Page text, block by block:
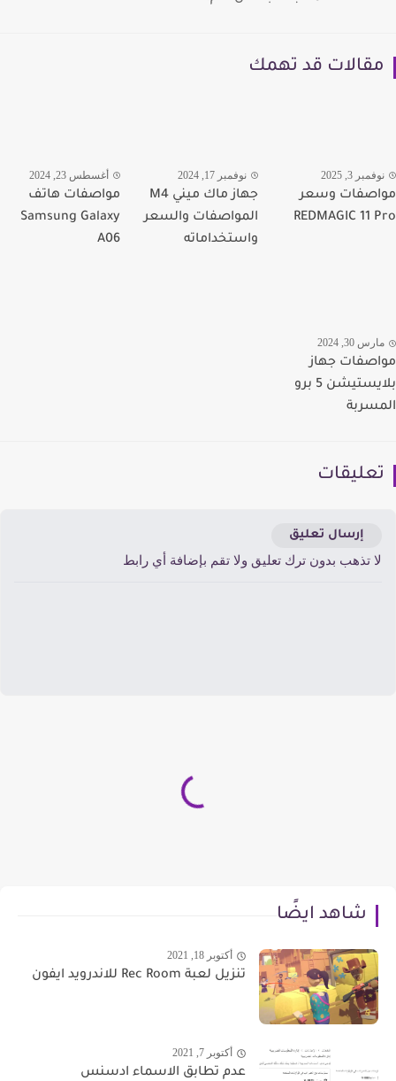
قد تهمك
3, 2025
وسعر
REDMAGIC 11
نوفمبر 17, 2024
جهاز ماك ميني M4
المواصفات والسعر
واستخداماته
أغسطس 23, 2024
مواصفات هاتف
Samsung Galaxy
A06
30, 2024
جهاز
بلايستيشن 5 برو
إرسال تعليق
تذهب بدون ترك تعليق ولا تقم بإضافة أي رابط
شاهد ايضًا
أكتوبر 18, 2021
تنزيل لعبة Rec Room للاندرويد ايفون
أكتوبر 7, 2021
عدم تطابق الاسماء ادسنس